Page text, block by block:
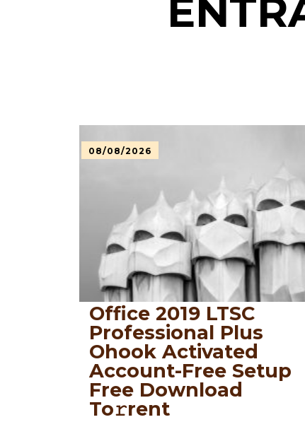
08/08/2026
Office 2019 LTSC
Professional Plus
Ohook Activated
Account-Free Setup
Frее Download
To𝚛rent